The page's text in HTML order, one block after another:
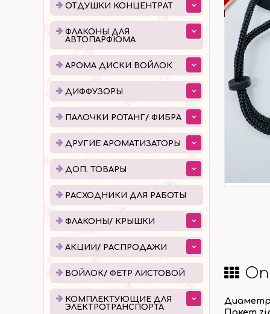
ДИФФУЗОРЫ
ЕМКОСТИ ДЛЯ ДИФФУЗОРОВ
ГОТОВЫЕ ДИФФУЗОРЫ
ЖИДКОСТЬ ДЛЯ ДИФФУЗОРОВ
РАСХОДНИКИ ДЛЯ РАБОТЫ
КОМПЛЕКТУЮЩИЕ ДЛЯ
Диаметр
Пакет
ОТДУШКИ КОНЦЕНТРАТ
ФЛАКОНЫ ДЛЯ
АВТОПАРФЮМА
АРОМА ДИСКИ ВОЙЛОК
ДИФФУЗОРЫ
ПАЛОЧКИ РОТАНГ/ ФИБРА
ДРУГИЕ АРОМАТИЗАТОРЫ
ДОП. ТОВАРЫ
РАСХОДНИКИ ДЛЯ РАБОТЫ
ФЛАКОНЫ/ КРЫШКИ
АКЦИИ/ РАСПРОДАЖИ
ВОЙЛОК/ ФЕТР ЛИСТОВОЙ
КОМПЛЕКТУЮЩИЕ ДЛЯ
ЭЛЕКТРОТРАНСПОРТА